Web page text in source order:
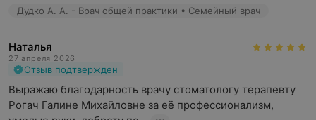
Дудко А. А. - Врач общей практики • Семейный врач
Наталья
27 апреля 2026
Отзыв подтвержден
Выражаю благодарность врачу стоматологу терапевту
Рогач Галине Михайловне за её профессионализм,